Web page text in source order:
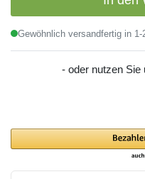
Gewöhnlich versandfertig in 1-
- oder nutzen